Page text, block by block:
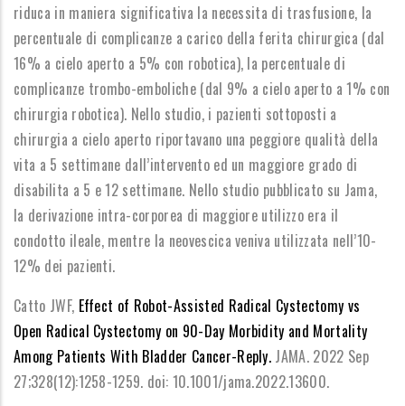
riduca in maniera significativa la necessita di trasfusione, la
percentuale di complicanze a carico della ferita chirurgica (dal
16% a cielo aperto a 5% con robotica), la percentuale di
complicanze trombo-emboliche (dal 9% a cielo aperto a 1% con
chirurgia robotica). Nello studio, i pazienti sottoposti a
chirurgia a cielo aperto riportavano una peggiore qualità della
vita a 5 settimane dall’intervento ed un maggiore grado di
disabilita a 5 e 12 settimane. Nello studio pubblicato su Jama,
la derivazione intra-corporea di maggiore utilizzo era il
condotto ileale, mentre la neovescica veniva utilizzata nell’10-
12% dei pazienti.
Catto JWF, Effect of Robot-Assisted Radical Cystectomy vs
Open Radical Cystectomy on 90-Day Morbidity and Mortality
Among Patients With Bladder Cancer-Reply. JAMA. 2022 Sep
27;328(12):1258-1259. doi: 10.1001/jama.2022.13600.